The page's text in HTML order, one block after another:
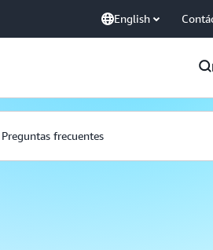
English
Preguntas frecuentes